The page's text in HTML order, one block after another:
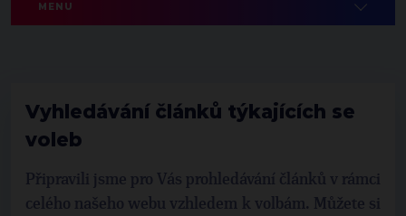
MENU
Vyhledávání článků týkajících se
voleb
Připravili jsme pro Vás prohledávání článků v rámci
celého našeho webu vzhledem k volbám. Můžete si